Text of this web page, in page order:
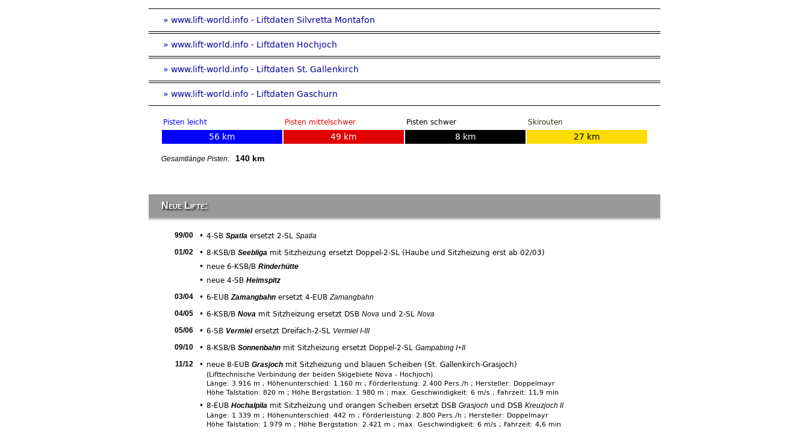
» www.lift-world.info - Liftdaten Silvretta Montafon
» www.lift-world.info - Liftdaten Hochjoch
» www.lift-world.info - Liftdaten St. Gallenkirch
» www.lift-world.info - Liftdaten Gaschurn
Pisten leicht
56 km
Pisten mittelschwer
49 km
Pisten schwer
8 km
Skirouten
27 km
Gesamtlänge Pisten: 140 km
Neue Lifte:
99/00 • 4-SB Spatlaersetzt 2-SL Spatla
01/02
• 8-KSB/B Seebligamit Sitzheizung ersetzt Doppel-2-SL (Haube und Sitzheizung erst ab 02/03)
• neue 6-KSB/B Rinderhütte
• neue 4-SB Heimspitz
03/04
• 6-EUBZamangbahnersetzt 4-EUBZamangbahn
04/05
• 6-KSB/B Novamit Sitzheizung ersetzt DSB Novaund 2-SL Nova
05/06
• 6-SB Vermielersetzt Dreifach-2-SL Vermiel I-III
09/10
• 8-KSB/B Sonnenbahnmit Sitzheizung ersetzt Doppel-2-SL Gampabing I+II
11/12
• neue 8-EUB Grasjochmit Sitzheizung und blauen Scheiben (St. Gallenkirch-Grasjoch)
(Lifttechnische Verbindung der beiden Skigebiete Nova - Hochjoch)
Länge: 3.916 m ; Höhenunterschied: 1.160 m ; Förderleistung: 2.400 Pers./h ; Hersteller: Doppelmayr
Höhe Talstation: 820 m ; Höhe Bergstation: 1.980 m ; max. Geschwindigkeit: 6 m/s ; Fahrzeit: 11,9 min
• 8-EUB Hochalpilamit Sitzheizung und orangen Scheiben ersetzt DSB Grasjoch und DSB Kreuzjoch II
Länge: 1.339 m ; Höhenunterschied: 442 m ; Förderleistung: 2.800 Pers./h ; Hersteller: Doppelmayr
Höhe Talstation: 1.979 m ; Höhe Bergstation: 2.421 m ; max. Geschwindigkeit: 6 m/s ; Fahrzeit: 4,6 min